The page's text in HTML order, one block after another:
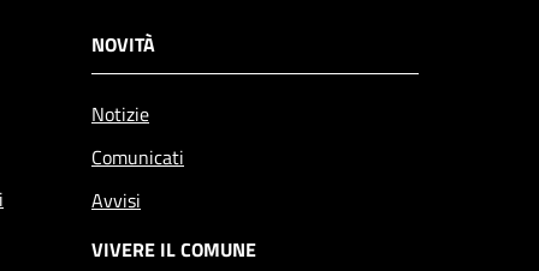
NOVITÀ
Notizie
Comunicati
Avvisi
VIVERE IL COMUNE